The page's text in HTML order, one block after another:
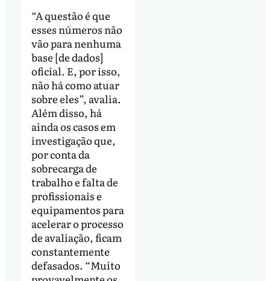
“A questão é que
esses números não
vão para nenhuma
base [de dados]
oficial. E, por isso,
não há como atuar
sobre eles”, avalia.
Além disso, há
ainda os casos em
investigação que,
por conta da
sobrecarga de
trabalho e falta de
profissionais e
equipamentos para
acelerar o processo
de avaliação, ficam
constantemente
defasados. “Muito